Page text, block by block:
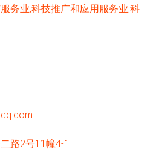
务业,科技推广和应用服务业,科
路2号11幢4-1